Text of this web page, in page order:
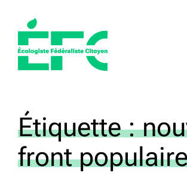
contenu
Étiquette :
front